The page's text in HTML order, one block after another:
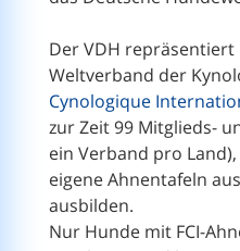
Der VDH
Weltverband der
Cynologique
zur Zeit 99 Mitglieds-
ein Verband pro
eigene Ahnentafeln
ausbilden.
Nur Hunde mit FCI-